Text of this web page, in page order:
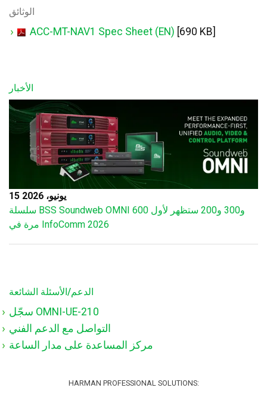
الوثائق
ACC-MT-NAV1 Spec Sheet (EN) [690 KB]
الأخبار
15 يونيو، 2026
سلسلة BSS Soundweb OMNI 600 و300 و200 ستظهر لأول
مرة في InfoComm 2026
الدعم/الأسئلة الشائعة
سجّل OMNI-UE-210
التواصل مع الدعم الفني
مركز المساعدة على مدار الساعة
HARMAN PROFESSIONAL SOLUTIONS: